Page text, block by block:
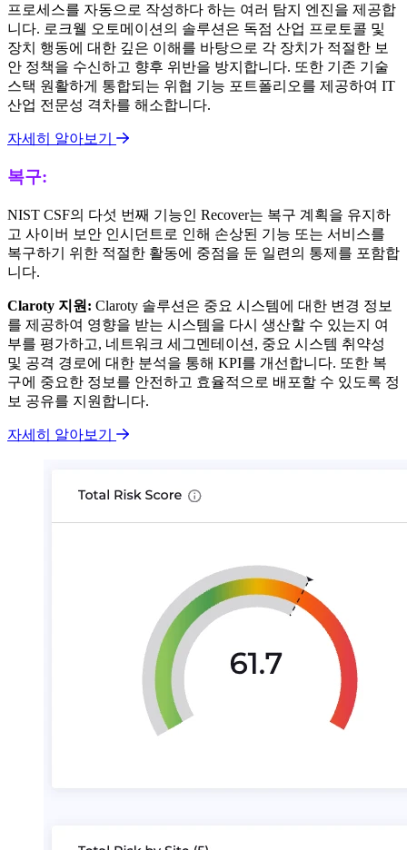
프로세스를 자동으로 작성하다 하는 여러 탐지 엔진을 제공합
니다. 로크웰 오토메이션의 솔루션은 독점 산업 프로토콜 및
장치 행동에 대한 깊은 이해를 바탕으로 각 장치가 적절한 보
안 정책을 수신하고 향후 위반을 방지합니다. 또한 기존 기술
스택 원활하게 통합되는 위협 기능 포트폴리오를 제공하여 IT
산업 전문성 격차를 해소합니다.
자세히 알아보기
복구:
NIST CSF의 다섯 번째 기능인 Recover는 복구 계획을 유지하
고 사이버 보안 인시던트로 인해 손상된 기능 또는 서비스를
복구하기 위한 적절한 활동에 중점을 둔 일련의 통제를 포함합
니다.
Claroty 지원: Claroty 솔루션은 중요 시스템에 대한 변경 정보
를 제공하여 영향을 받는 시스템을 다시 생산할 수 있는지 여
부를 평가하고, 네트워크 세그멘테이션, 중요 시스템 취약성
및 공격 경로에 대한 분석을 통해 KPI를 개선합니다. 또한 복
구에 중요한 정보를 안전하고 효율적으로 배포할 수 있도록 정
보 공유를 지원합니다.
자세히 알아보기